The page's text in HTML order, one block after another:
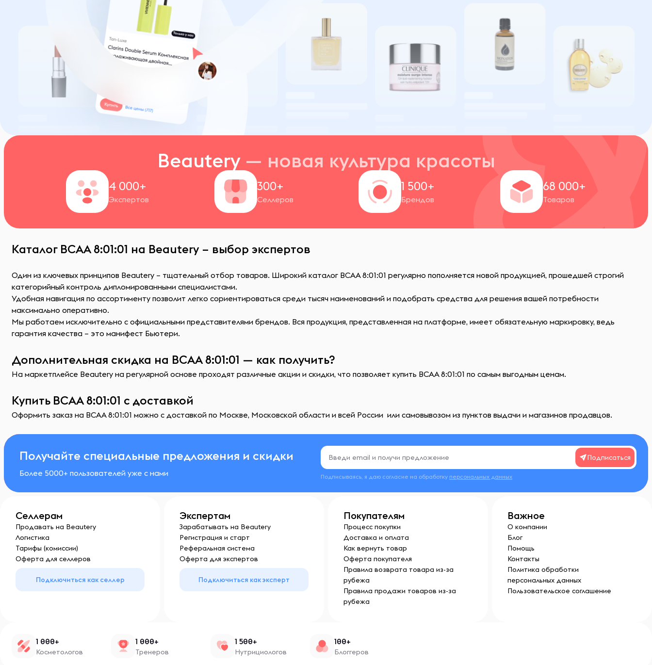
Beautery — новая культура красоты
4 000+
Экспертов
300+
Селлеров
1 500+
Брендов
68 000+
Товаров
Каталог ВСАА 8:01:01 на Beautery – выбор экспертов
Один из ключевых принципов Beautery – тщательный отбор товаров. Широкий каталог ВСАА 8:01:01 регулярно пополняется новой продукцией, прошедшей строгий
категорийный контроль дипломированными специалистами.
Удобная навигация по ассортименту позволит легко сориентироваться среди тысяч наименований и подобрать средства для решения вашей потребности
максимально оперативно.
Мы работаем исключительно с официальными представителями брендов. Вся продукция, представленная на платформе, имеет обязательную маркировку, ведь
гарантия качества – это манифест Бьютери.
Дополнительная скидка на ВСАА 8:01:01 — как получить?
На маркетплейсе Beautery на регулярной основе проходят различные акции и скидки, что позволяет купить ВСАА 8:01:01 по самым выгодным ценам.
Купить ВСАА 8:01:01 с доставкой
Оформить заказ на ВСАА 8:01:01 можно с доставкой по Москве, Московской области и всей России или самовывозом из пунктов выдачи и магазинов продавцов.
Получайте специальные предложения и скидки
Более 5000+ пользователей уже с нами
Подписаться
Подписываясь, я даю согласие на обработку персональных данных
Селлерам
Продавать на Beautery
Логистика
Тарифы (комиссии)
Оферта для селлеров
Подключиться как селлер
Экспертам
Зарабатывать на Beautery
Регистрация и старт
Реферальная система
Оферта для экспертов
Подключиться как эксперт
Покупателям
Процесс покупки
Доставка и оплата
Как вернуть товар
Оферта покупателя
Правила возврата товара из-за
рубежа
Правила продажи товаров из-за
рубежа
Важное
О компании
Блог
Помощь
Контакты
Политика обработки
персональных данных
Пользовательское соглашение
1 000+
Косметологов
1 000+
Тренеров
1 500+
Нутрициологов
100+
Блоггеров